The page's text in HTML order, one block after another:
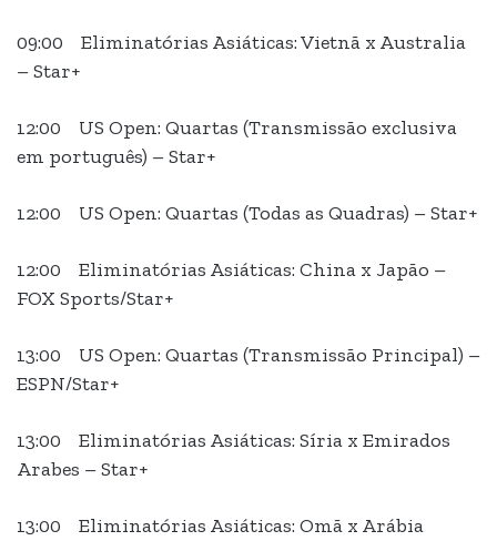
09:00 Eliminatórias Asiáticas: Vietnã x Australia
– Star+
12:00 US Open: Quartas (Transmissão exclusiva
em português) – Star+
12:00 US Open: Quartas (Todas as Quadras) – Star+
12:00 Eliminatórias Asiáticas: China x Japão –
FOX Sports/Star+
13:00 US Open: Quartas (Transmissão Principal) –
ESPN/Star+
13:00 Eliminatórias Asiáticas: Síria x Emirados
Arabes – Star+
13:00 Eliminatórias Asiáticas: Omã x Arábia